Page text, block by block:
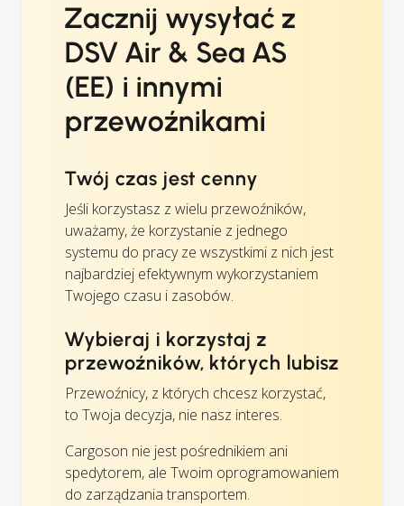
Zacznij wysyłać z
DSV Air & Sea AS
(EE) i innymi
przewoźnikami
Twój czas jest cenny
Jeśli korzystasz z wielu przewoźników,
uważamy, że korzystanie z jednego
systemu do pracy ze wszystkimi z nich jest
najbardziej efektywnym wykorzystaniem
Twojego czasu i zasobów.
Wybieraj i korzystaj z
przewoźników, których lubisz
Przewoźnicy, z których chcesz korzystać,
to Twoja decyzja, nie nasz interes.
Cargoson nie jest pośrednikiem ani
spedytorem, ale Twoim oprogramowaniem
do zarządzania transportem.